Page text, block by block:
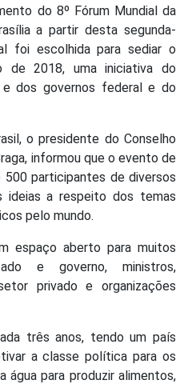
do 8º Fórum Mundial da
a partir desta segunda-
foi escolhida para sediar o
de 2018, uma iniciativa do
e dos governos federal e do
o presidente do Conselho
informou que o evento de
500 participantes de diversos
ideias a respeito dos temas
pelo mundo.
espaço aberto para muitos
e governo, ministros,
privado e organizações
três anos, tendo um país
a classe política para os
para produzir alimentos,